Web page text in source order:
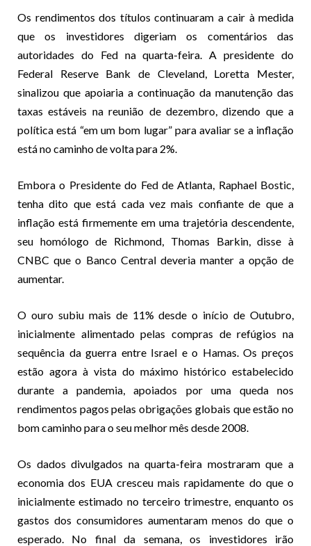
Os rendimentos dos títulos continuaram a cair à medida
que os investidores digeriam os comentários das
autoridades do Fed na quarta-feira. A presidente do
Federal Reserve Bank de Cleveland, Loretta Mester,
sinalizou que apoiaria a continuação da manutenção das
taxas estáveis na reunião de dezembro, dizendo que a
política está “em um bom lugar” para avaliar se a inflação
está no caminho de volta para 2%.
Embora o Presidente do Fed de Atlanta, Raphael Bostic,
tenha dito que está cada vez mais confiante de que a
inflação está firmemente em uma trajetória descendente,
seu homólogo de Richmond, Thomas Barkin, disse à
CNBC que o Banco Central deveria manter a opção de
aumentar.
O ouro subiu mais de 11% desde o início de Outubro,
inicialmente alimentado pelas compras de refúgios na
sequência da guerra entre Israel e o Hamas. Os preços
estão agora à vista do máximo histórico estabelecido
durante a pandemia, apoiados por uma queda nos
rendimentos pagos pelas obrigações globais que estão no
bom caminho para o seu melhor mês desde 2008.
Os dados divulgados na quarta-feira mostraram que a
economia dos EUA cresceu mais rapidamente do que o
inicialmente estimado no terceiro trimestre, enquanto os
gastos dos consumidores aumentaram menos do que o
esperado. No final da semana, os investidores irão